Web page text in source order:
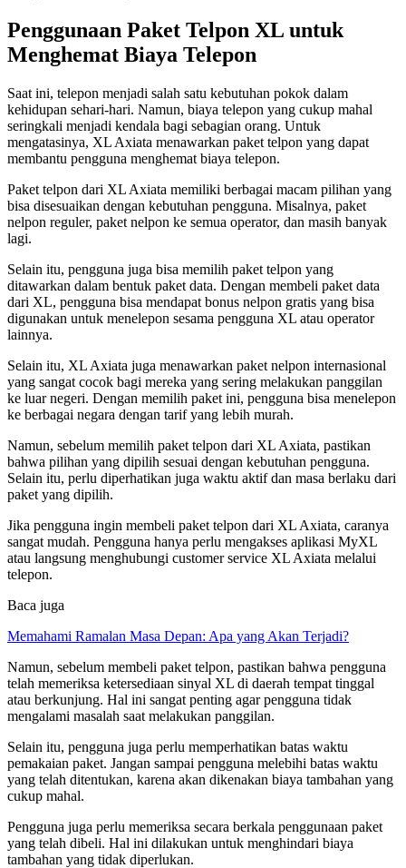
Penggunaan Paket Telpon XL untuk
Menghemat Biaya Telepon
Saat ini, telepon menjadi salah satu kebutuhan pokok dalam
kehidupan sehari-hari. Namun, biaya telepon yang cukup mahal
seringkali menjadi kendala bagi sebagian orang. Untuk
mengatasinya, XL Axiata menawarkan paket telpon yang dapat
membantu pengguna menghemat biaya telepon.
Paket telpon dari XL Axiata memiliki berbagai macam pilihan yang
bisa disesuaikan dengan kebutuhan pengguna. Misalnya, paket
nelpon reguler, paket nelpon ke semua operator, dan masih banyak
lagi.
Selain itu, pengguna juga bisa memilih paket telpon yang
ditawarkan dalam bentuk paket data. Dengan membeli paket data
dari XL, pengguna bisa mendapat bonus nelpon gratis yang bisa
digunakan untuk menelepon sesama pengguna XL atau operator
lainnya.
Selain itu, XL Axiata juga menawarkan paket nelpon internasional
yang sangat cocok bagi mereka yang sering melakukan panggilan
ke luar negeri. Dengan memilih paket ini, pengguna bisa menelepon
ke berbagai negara dengan tarif yang lebih murah.
Namun, sebelum memilih paket telpon dari XL Axiata, pastikan
bahwa pilihan yang dipilih sesuai dengan kebutuhan pengguna.
Selain itu, perlu diperhatikan juga waktu aktif dan masa berlaku dari
paket yang dipilih.
Jika pengguna ingin membeli paket telpon dari XL Axiata, caranya
sangat mudah. Pengguna hanya perlu mengakses aplikasi MyXL
atau langsung menghubungi customer service XL Axiata melalui
telepon.
Baca juga
Memahami Ramalan Masa Depan: Apa yang Akan Terjadi?
Namun, sebelum membeli paket telpon, pastikan bahwa pengguna
telah memeriksa ketersediaan sinyal XL di daerah tempat tinggal
atau berkunjung. Hal ini sangat penting agar pengguna tidak
mengalami masalah saat melakukan panggilan.
Selain itu, pengguna juga perlu memperhatikan batas waktu
pemakaian paket. Jangan sampai pengguna melebihi batas waktu
yang telah ditentukan, karena akan dikenakan biaya tambahan yang
cukup mahal.
Pengguna juga perlu memeriksa secara berkala penggunaan paket
yang telah dibeli. Hal ini dilakukan untuk menghindari biaya
tambahan yang tidak diperlukan.